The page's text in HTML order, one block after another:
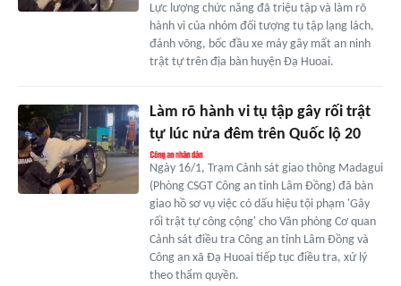
Lực lượng chức năng đã triệu tập và làm rõ
hành vi của nhóm đối tượng tụ tập lạng lách,
đánh võng, bốc đầu xe máy gây mất an ninh
trật tự trên địa bàn huyện Đạ Huoai.
Làm rõ hành vi tụ tập gây rối trật
tự lúc nửa đêm trên Quốc lộ 20
Ngày 16/1, Trạm Cảnh sát giao thông Madagui
(Phòng CSGT Công an tỉnh Lâm Đồng) đã bàn
giao hồ sơ vụ việc có dấu hiệu tội phạm 'Gây
rối trật tự công cộng' cho Văn phòng Cơ quan
Cảnh sát điều tra Công an tỉnh Lâm Đồng và
Công an xã Đạ Huoai tiếp tục điều tra, xử lý
theo thẩm quyền.